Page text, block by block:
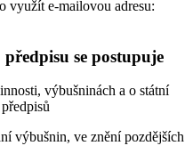
využít e-mailovou adresu:
se postupuje
výbušninách a o státní
výbušnin, ve znění pozdějších